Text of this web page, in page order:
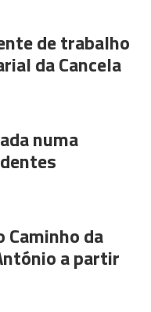
de trabalho
da Cancela
numa
Caminho da
a partir